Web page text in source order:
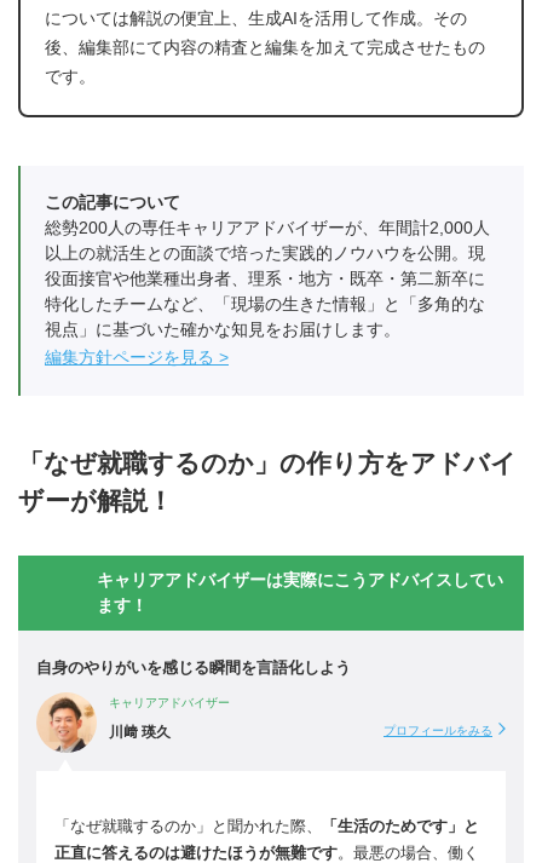
については解説の便宜上、生成AIを活用して作成。その
後、編集部にて内容の精査と編集を加えて完成させたもの
です。
この記事について
総勢200人の専任キャリアアドバイザーが、年間計2,000人
以上の就活生との面談で培った実践的ノウハウを公開。現
役面接官や他業種出身者、理系・地方・既卒・第二新卒に
特化したチームなど、「現場の生きた情報」と「多角的な
視点」に基づいた確かな知見をお届けします。
編集方針ページを見る
「なぜ就職するのか」の作り方をアドバイ
ザーが解説！
キャリアアドバイザーは実際にこうアドバイスしてい
ます！
自身のやりがいを感じる瞬間を言語化しよう
キャリアアドバイザー
川﨑 瑛久 プロフィールをみる
「なぜ就職するのか」と聞かれた際、
「生活のためです」と
正直に答えるのは避けたほうが無難です。最悪の場合、働く